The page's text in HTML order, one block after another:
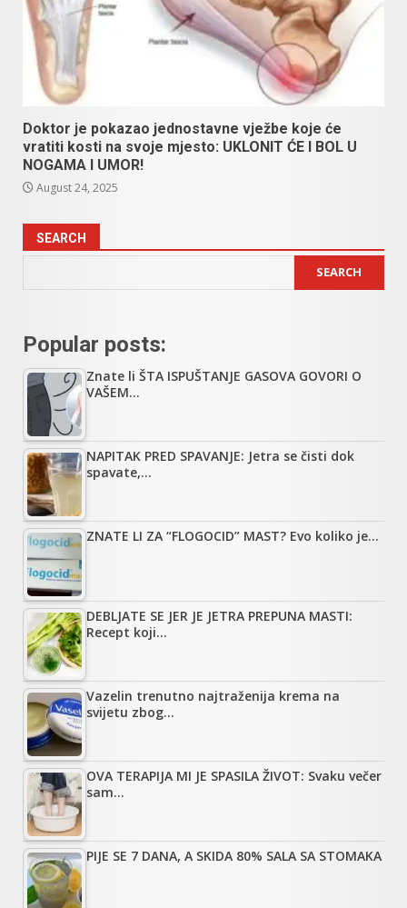
Doktor je pokazao jednostavne vježbe koje će
vratiti kosti na svoje mjesto: UKLONIT ĆE I BOL U
NOGAMA I UMOR!
August 24, 2025
SEARCH
SEARCH
Popular posts:
Znate li ŠTA ISPUŠTANJE GASOVA GOVORI O
VAŠEM…
NAPITAK PRED SPAVANJE: Jetra se čisti dok
spavate,…
ZNATE LI ZA “FLOGOCID” MAST? Evo koliko je…
DEBLJATE SE JER JE JETRA PREPUNA MASTI:
Recept koji…
Vazelin trenutno najtraženija krema na
svijetu zbog…
OVA TERAPIJA MI JE SPASILA ŽIVOT: Svaku večer
sam…
PIJE SE 7 DANA, A SKIDA 80% SALA SA STOMAKA